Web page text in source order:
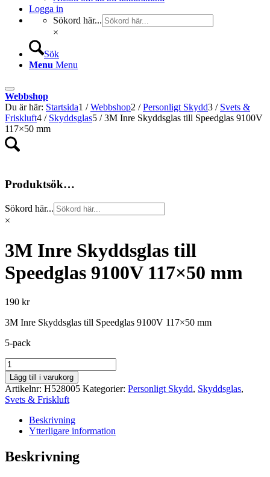
Logga in
Sökord här...
×
Sök
Menu Menu
Webbshop
Du är här: Startsida1 / Webbshop2 / Personligt Skydd3 / Svets &
Friskluft4 / Skyddsglas5 / 3M Inre Skyddsglas till Speedglas 9100V
117×50 mm
Produktsök…
Sökord här...
×
3M Inre Skyddsglas till
Speedglas 9100V 117×50 mm
190 kr
3M Inre Skyddsglas till Speedglas 9100V 117×50 mm
5-pack
3M
Inre
Skyddsglas
till
Speedglas
9100V
117x50
mängd
Lägg till i varukorg
Artikelnr: H528005 Kategorier: Personligt Skydd, Skyddsglas,
Svets & Friskluft
Beskrivning
Ytterligare information
Beskrivning